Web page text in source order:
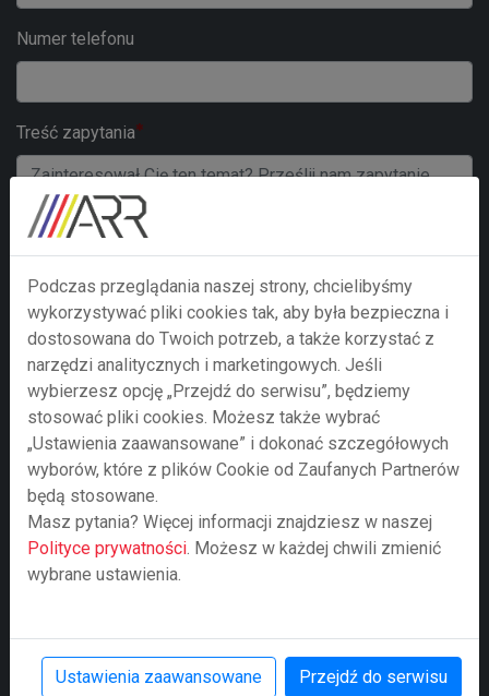
Numer telefonu
Treść zapytania
Prześlij zapytanie
Przesyłając formularz wyrażają Państwo zgodę na
przetwarzanie swoich danych osobowych w nim
zawartych przez Agencję Rozwoju Regionalnego S.A. z
siedzibą w Bielsku-Białej jako administratora danych
sprawie ochrony osób fizycznych w związku z
przetwarzaniem danych osobowych i w sprawie
Podczas przeglądania naszej strony, chcielibyśmy
wykorzystywać pliki cookies tak, aby była bezpieczna i
dostosowana do Twoich potrzeb, a także korzystać z
narzędzi analitycznych i marketingowych. Jeśli
wybierzesz opcję „Przejdź do serwisu”, będziemy
stosować pliki cookies. Możesz także wybrać
„Ustawienia zaawansowane” i dokonać szczegółowych
wyborów, które z plików Cookie od Zaufanych Partnerów
będą stosowane.
Masz pytania? Więcej informacji znajdziesz w naszej
Polityce prywatności . Możesz w każdej chwili zmienić
wybrane ustawienia.
Ustawienia zaawansowane Przejdź do serwisu